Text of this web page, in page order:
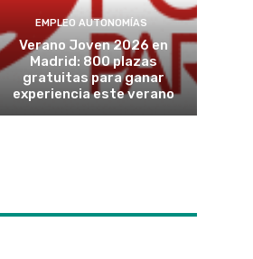
EMPLEO AUTONOMÍAS
Verano Joven 2026 en
Madrid: 800 plazas
gratuitas para ganar
experiencia este verano